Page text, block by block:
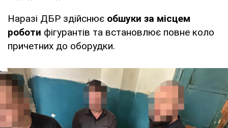
Наразі ДБР здійснює обшуки за місцем
роботи фігурантів та встановлює повне коло
причетних до оборудки.